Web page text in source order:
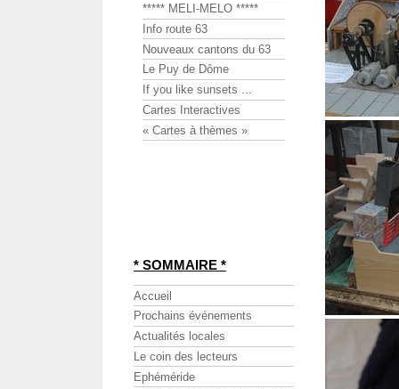
***** MELI-MELO *****
Info route 63
Nouveaux cantons du 63
Le Puy de Dôme
If you like sunsets ...
Cartes Interactives
« Cartes à thèmes »
* SOMMAIRE *
Accueil
Prochains événements
Actualités locales
Le coin des lecteurs
Ephéméride